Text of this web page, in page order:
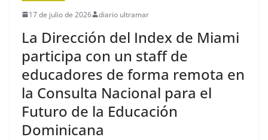
17 de julio de 2026 diario ultramar
La Dirección del Index de Miami
participa con un staff de
educadores de forma remota en
la Consulta Nacional para el
Futuro de la Educación
Dominicana